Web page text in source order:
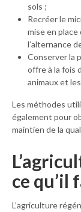
sols ;
Recréer le
mise en
l’alternance
Conserver la
offre à la fois
animaux et
Les méthodes
également pour
maintien de la
ce qu’il
L’agriculture